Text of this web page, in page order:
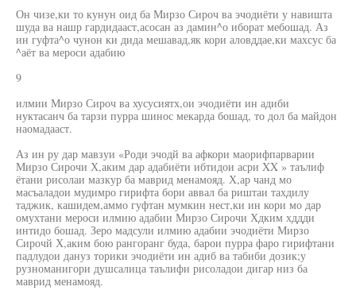
Он чизе,ки то кунун оид ба Мирзо Сироч ва эчодиёти у навишта
шуда ва нашр гардидааст,асосан аз дамин^о иборат мебошад. Аз
ин гуфта^о чунон ки дида мешавад,як кори аловддае,ки махсус ба
^аёт ва мероси адабию
9
илмии Мирзо Сироч ва хусусиятх,ои эчодиёти ин адиби
нуктасанч ба тарзи пурра шинос мекарда бошад, то дол ба майдон
наомадааст.
Аз ин ру дар мавзуи «Роди эчодй ва афкори маорифпарварии
Мирзо Сирочи Х,аким дар адабиёти ибтидои асри XX » таълиф
ётани рисолаи мазкур ба маврид менамояд. Х,ар чанд мо
масъаладои мудимро гирифта бори аввал ба риштаи тахдилу
таджик, кашидем,аммо гуфтан мумкин нест,ки ин кори мо дар
омухтани мероси илмию адабии Мирзо Сирочи Хдким хддди
интидо бошад. Зеро мадсули илмию адабии эчодиёти Мирзо
Сирочй Х,аким бою рангоранг буда, барои пурра фаро гирифтани
падлудои дануз торики эчодиёти ин адиб ва табиби дозик;у
рузноманигори душсалица таълифи рисоладои дигар низ ба
маврид менамояд.